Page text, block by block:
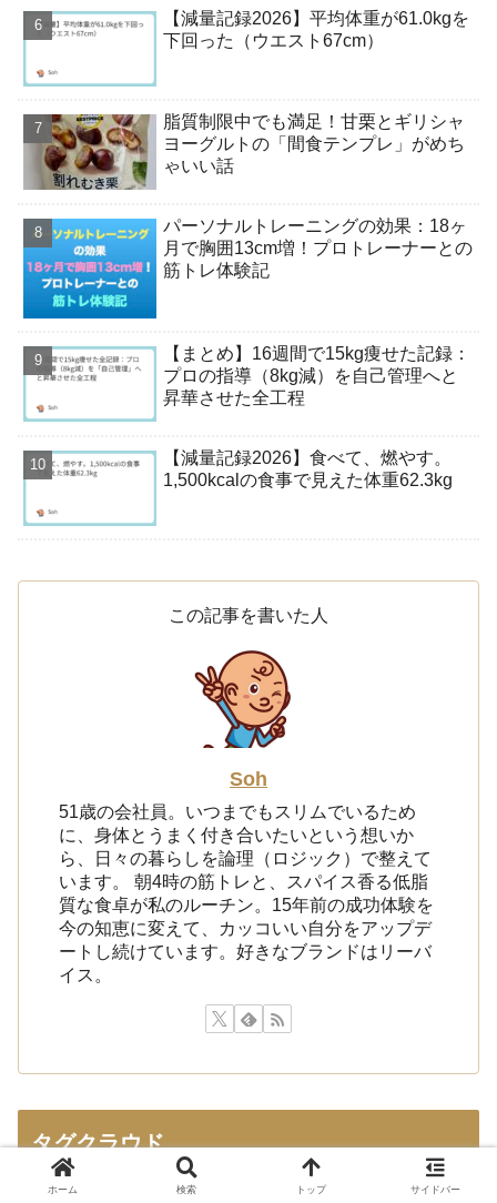
【減量記録2026】平均体重が61.0kgを
下回った（ウエスト67cm）
脂質制限中でも満足！甘栗とギリシャ
ヨーグルトの「間食テンプレ」がめち
ゃいい話
パーソナルトレーニングの効果：18ヶ
月で胸囲13cm増！プロトレーナーとの
筋トレ体験記
【まとめ】16週間で15kg痩せた記録：
プロの指導（8kg減）を自己管理へと
昇華させた全工程
【減量記録2026】食べて、燃やす。
1,500kcalの食事で見えた体重62.3kg
この記事を書いた人
Soh
51歳の会社員。いつまでもスリムでいるため
に、身体とうまく付き合いたいという想いか
ら、日々の暮らしを論理（ロジック）で整えて
います。 朝4時の筋トレと、スパイス香る低脂
質な食卓が私のルーチン。15年前の成功体験を
今の知恵に変えて、カッコいい自分をアップデ
ートし続けています。好きなブランドはリーバ
イス。
タグクラウド
ホーム 検索 トップ サイドバー